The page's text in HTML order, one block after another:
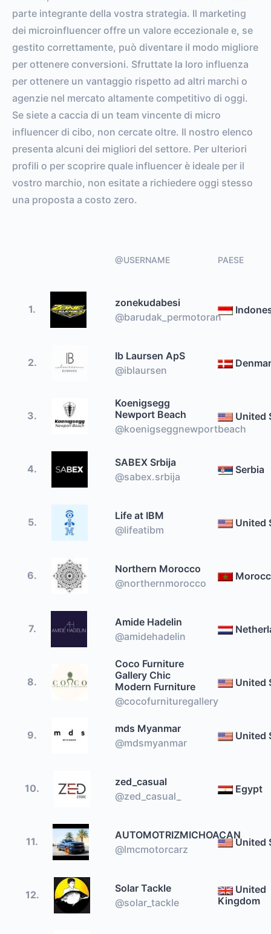
parte integrante della vostra strategia. Il marketing
dei microinfluencer offre un valore eccezionale e, se
gestito correttamente, può diventare il modo migliore
per ottenere conversioni. Sfruttate la loro influenza
per ottenere un vantaggio rispetto ad altri marchi o
agenzie nel mercato altamente competitivo di oggi.
Se siete a caccia di un team vincente di micro
influencer di cibo, non cercate oltre. Il nostro elenco
presenta alcuni dei migliori del settore. Per ulteriori
profili o per scoprire quale influencer è ideale per il
vostro marchio, non esitate a richiedere oggi stesso
una proposta a costo zero.
@USERNAME PAESE
1.
zonekudabesi
@barudak_permotoran
2.
Ib Laursen ApS
@iblaursen
3.
Koenigsegg
Newport Beach
@koenigseggnewportbeach
United
4.
SABEX Srbija
@sabex.srbija
Serbia
5.
Life at IBM
@lifeatibm
United
6.
Northern Morocco
@northernmorocco
7.
Amide Hadelin
@amidehadelin
8.
Coco Furniture
Gallery Chic
Modern Furniture
@cocofurnituregallery
United
9.
mds Myanmar
@mdsmyanmar
United
10.
zed_casual
@zed_casual_
Egypt
11.
AUTOMOTRIZMICHOACAN
@lmcmotorcarz
United
12.
Solar Tackle
@solar_tackle
United
Kingdom